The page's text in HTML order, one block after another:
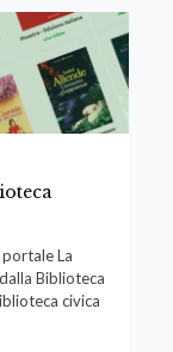
La
Biblioteca
civica